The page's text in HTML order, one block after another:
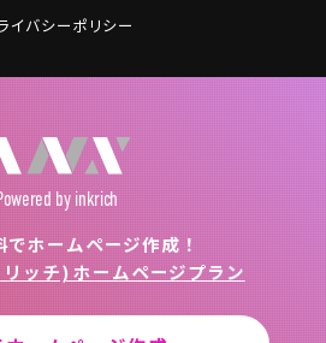
イバシーポリシー
by inkrich
でホームページ作成！
ッチ) ホームページプラン